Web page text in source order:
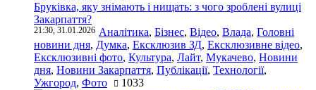
Бруківка, яку знімають і нищать: з чого зроблені вулиці
Закарпаття?
21:30, 31.01.2026 Аналітика, Бізнес, Відео, Влада, Головні
новини дня, Думка, Ексклюзив ЗД, Ексклюзивне відео,
Ексклюзивні фото, Культура, Лайт, Мукачево, Новини
дня, Новини Закарпаття, Публікації, Технології,
Ужгород, Фото 1033